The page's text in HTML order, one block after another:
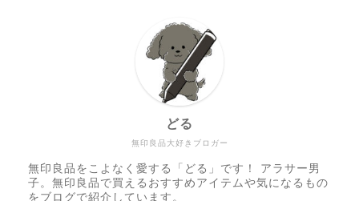
無印良品大好きブロガー
どる
無印良品をこよなく愛する「どる」です！ アラサー男
子。無印良品で買えるおすすめアイテムや気になるもの
をブログで紹介しています。